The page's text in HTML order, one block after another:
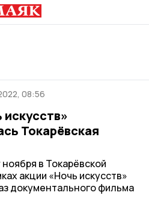
08:56
Токарёвская
в Токарёвской
акции «Ночь искусств»
документального фильма